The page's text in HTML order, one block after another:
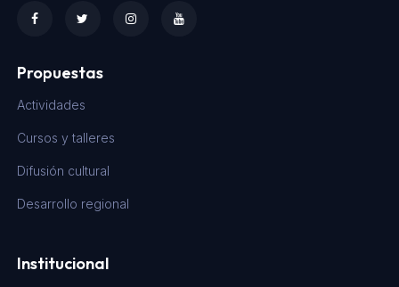
Propuestas
Actividades
Cursos y talleres
Difusión cultural
Desarrollo regional
Institucional